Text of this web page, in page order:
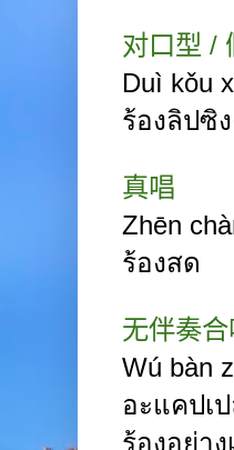
对口型 /
Duì kǒu
ร้องลิปซิ
真唱
Zhēn
ร้องสด
无伴奏合
Wú bàn
อะแคปเ
ร้องอย่า